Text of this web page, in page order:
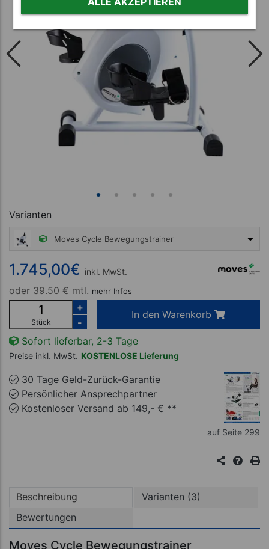
Varianten
Moves Cycle Bewegungstrainer
1.745,00€ inkl. MwSt.
oder 39.50 € mtl. mehr Infos
Stück
+
-
In den Warenkorb
Sofort lieferbar, 2-3 Tage
Preise inkl. MwSt. KOSTENLOSE Lieferung
30 Tage Geld-Zurück-Garantie
Persönlicher Ansprechpartner
Kostenloser Versand ab 149,- € **
auf Seite 299
Beschreibung
Varianten (3)
Bewertungen
Moves Cycle Bewegungstrainer